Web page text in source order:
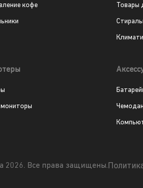
кофе Товары
мониторы
2026. Все права защищены.